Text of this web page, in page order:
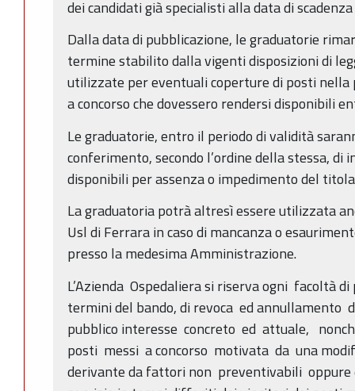
dei candidati già specialisti alla data di
Dalla data di pubblicazione, le graduatorie
termine stabilito dalla vigenti disposizioni di
utilizzate per eventuali coperture di posti nella
a concorso che dovessero rendersi disponibili
Le graduatorie, entro il periodo di validità
conferimento, secondo l’ordine della stessa, di
disponibili per assenza o impedimento del
La graduatoria potrà altresì essere utilizzata
Usl di Ferrara in caso di mancanza o
presso la medesima Amministrazione.
L’Azienda Ospedaliera si riserva ogni facoltà
termini del bando, di revoca ed
pubblico interesse concreto ed attuale,
posti messi a concorso motivata da una
derivante da fattori non preventivabili oppure